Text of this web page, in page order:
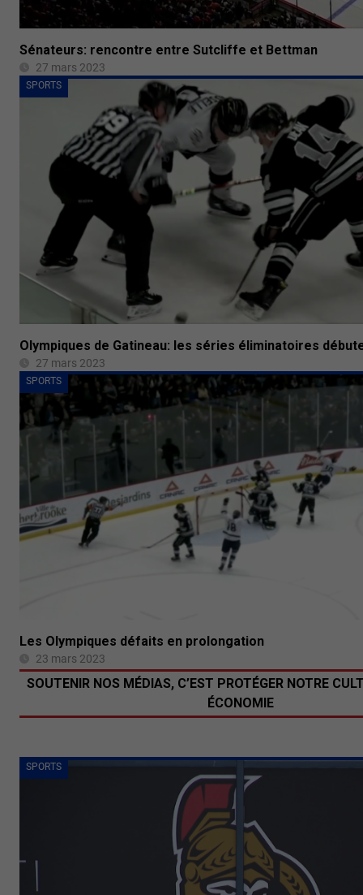
Sénateurs: rencontre entre Sutcliffe et Bettman
27 mars 2023
SPORTS
Olympiques de Gatineau: les séries éliminatoires
27 mars 2023
SPORTS
Les Olympiques défaits en prolongation
23 mars 2023
SPORTS
SOUTENIR NOS MÉDIAS, C’EST PROTÉGER NOTRE
ÉCONOMIE